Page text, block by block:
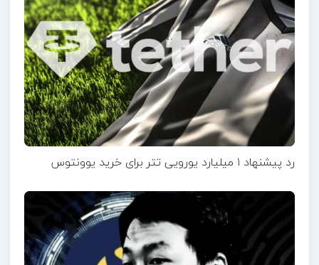
رد پیشنهاد ۱ میلیارد یورویی تتر برای خرید یوونتوس